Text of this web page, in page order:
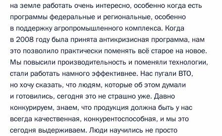
на земле работать очень интересно, особенно когда есть
программы федеральные и региональные, особенно
в поддержку агропромышленного комплекса. Когда
в 2008 году была принята антикризисная программа, нам
это позволило практически поменять всё старое на новое.
Мы повысили производительность и поменяли технологии,
стали работать намного эффективнее. Нас пугали ВТО,
но хочу сказать, что людям, которые об этом думали
и готовились, сегодня это не страшно уже. Давно
конкурируем, знаем, что продукция должна быть у нас
всегда качественная, конкурентоспособная, и мы это
сегодня выдерживаем. Люди научились не просто